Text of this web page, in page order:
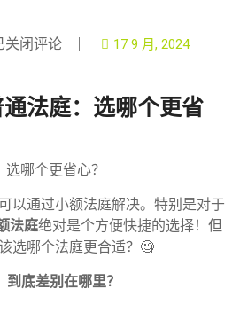
关闭评论 17 9 月, 2024
法庭：选哪个更省
哪个更省心？
以通过小额法庭解决。特别是对于
法庭绝对是个方便快捷的选择！但
选哪个法庭更合适？🧐
底差别在哪里？